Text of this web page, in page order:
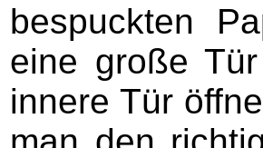
bespuckten
eine große
innere Tür